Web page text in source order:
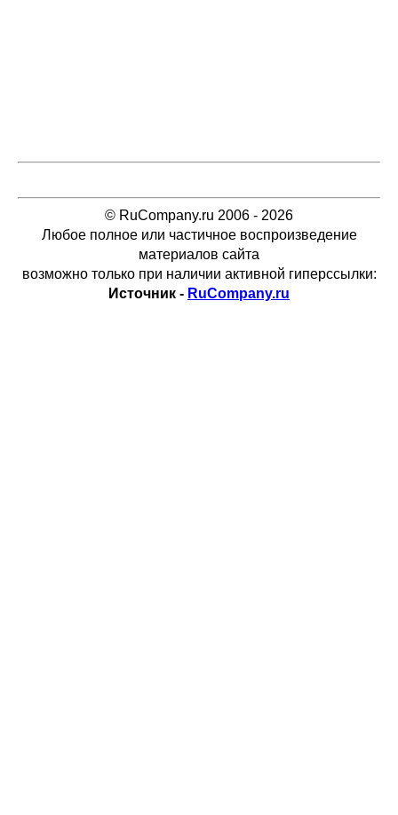
© RuCompany.ru 2006 - 2026
Любое полное или частичное воспроизведение
материалов сайта
возможно только при наличии активной гиперссылки:
Источник - RuCompany.ru